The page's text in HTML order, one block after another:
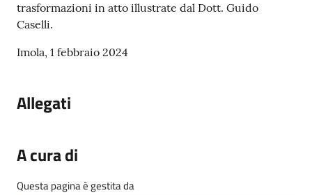
trasformazioni in atto illustrate dal Dott. Guido
Caselli.
Imola, 1 febbraio 2024
Allegati
A cura di
Questa pagina è gestita da